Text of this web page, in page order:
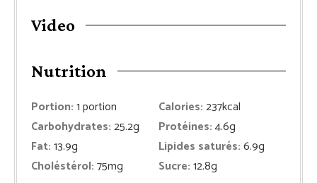
Video
Nutrition
Portion:1portion Calories:237kcal
Carbohydrates:25.2g Protéines:4.6g
Fat:13.9g Lipides saturés:6.9g
Choléstérol:75mg Sucre:12.8g